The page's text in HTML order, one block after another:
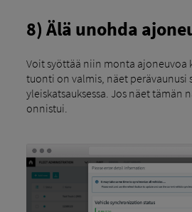
8) Älä unohda
Voit syöttää niin monta ajoneuvoa
tuonti on valmis, näet perävaunusi
yleiskatsauksessa. Jos näet tämän
onnistui.